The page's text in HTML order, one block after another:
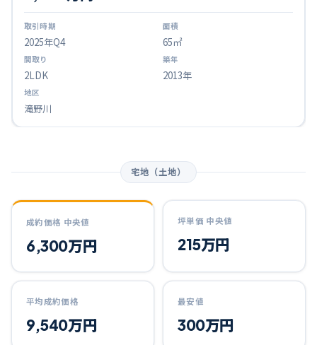
2025年Q4 65㎡
2LDK 2013年
滝野川
宅地（土地）
成約価格 中央値
6,300万円
坪単価 中央値
215万円
平均成約価格
9,540万円
最安値
300万円